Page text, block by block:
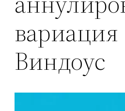
вариация
Виндоус